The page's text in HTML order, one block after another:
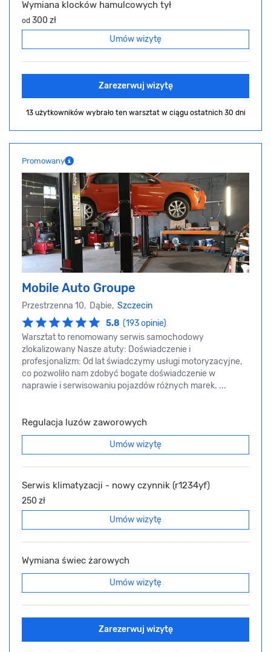
Wymiana klocków hamulcowych tył
od 300 zł
Umów wizytę
Zarezerwuj wizytę
13 użytkowników wybrało ten warsztat w ciągu ostatnich 30 dni
Promowany
Mobile Auto Groupe
Przestrzenna 10, Dąbie, Szczecin
5.8 (193 opinie)
Warsztat to renomowany serwis samochodowy
zlokalizowany Nasze atuty: Doświadczenie i
profesjonalizm: Od lat świadczymy usługi motoryzacyjne,
co pozwoliło nam zdobyć bogate doświadczenie w
naprawie i serwisowaniu pojazdów różnych marek. ...
Regulacja luzów zaworowych
Umów wizytę
Serwis klimatyzacji - nowy czynnik (r1234yf)
250 zł
Umów wizytę
Wymiana świec żarowych
Umów wizytę
Zarezerwuj wizytę